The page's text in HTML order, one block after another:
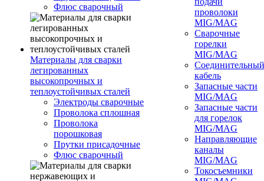
Флюс сварочный
Материалы для сварки
легированных
высокопрочных и
теплоустойчивых сталей
Электроды сварочные
Проволока сплошная
Проволока
порошковая
Прутки присадочные
Флюс сварочный
проволоки
MIG/MAG
Сварочные
горелки
MIG/MAG
Соединительный
кабель
Запасные части
MIG/MAG
Запасные части
для горелок
MIG/MAG
Направляющие
каналы
MIG/MAG
Токосъемники